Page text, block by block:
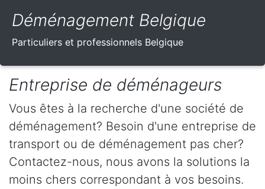
Déménagement Belgique
Particuliers et professionnels Belgique
Entreprise de déménageurs
Vous êtes à la recherche d'une société de
déménagement? Besoin d'une entreprise de
transport ou de déménagement pas cher?
Contactez-nous, nous avons la solutions la
moins chers correspondant à vos besoins.